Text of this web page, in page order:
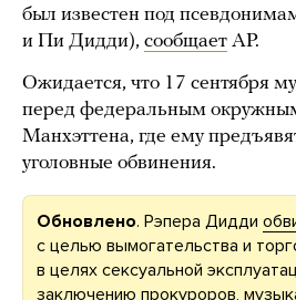
был известен под
и Пи Дидди), сообщает АР.
Ожидается, что 17 сентября
перед федеральным
Манхэттена, где ему
уголовные обвинения.
Обновлено. Рэпера Дидди
с целью вымогательства и
в целях сексуальной
заключению прокуроров,